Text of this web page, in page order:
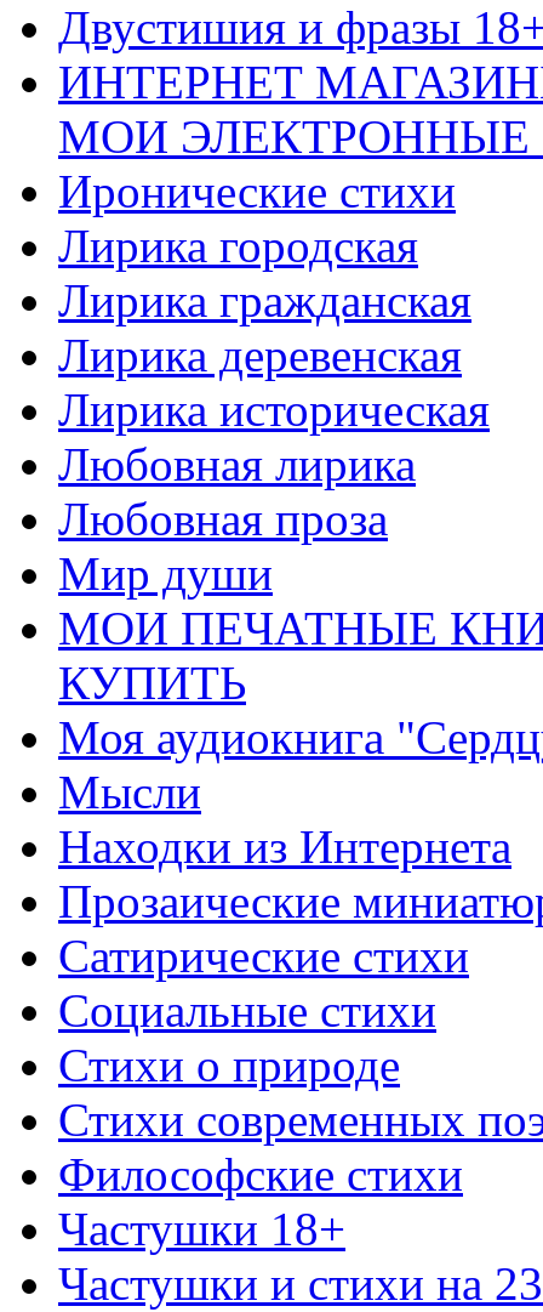
Двустишия и фразы
ИНТЕРНЕТ
МОИ ЭЛЕКТРОННЫЕ
Иронические стихи
Лирика городская
Лирика гражданская
Лирика деревенская
Лирика историческая
Любовная лирика
Любовная проза
Мир души
МОИ ПЕЧАТНЫЕ
КУПИТЬ
Моя аудиокнига
Мысли
Находки из Интернета
Прозаические
Сатирические стихи
Социальные стихи
Стихи о природе
Стихи современных
Философские стихи
Частушки 18+
Частушки и стихи на